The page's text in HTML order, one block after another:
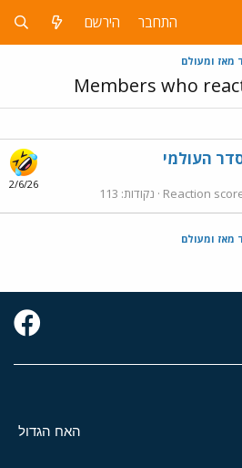
התחבר הירשם
מאז ומעולם
Members who
2/6/26
העולמי
Reaction נקודות 113
מאז ומעולם
האח הגדול